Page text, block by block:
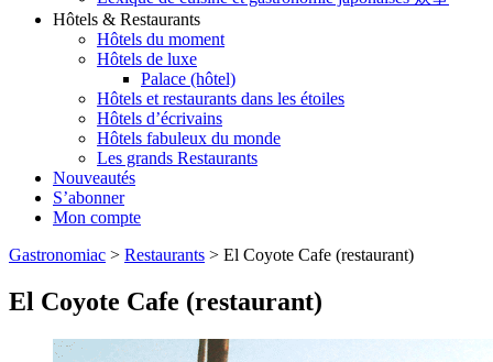
Hôtels & Restaurants
Hôtels du moment
Hôtels de luxe
Palace (hôtel)
Hôtels et restaurants dans les étoiles
Hôtels d’écrivains
Hôtels fabuleux du monde
Les grands Restaurants
Nouveautés
S’abonner
Mon compte
Gastronomiac > Restaurants > El Coyote Cafe (restaurant)
El Coyote Cafe (restaurant)